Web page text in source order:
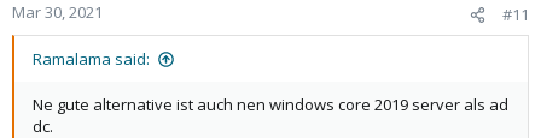
Mar 30, 2021 #11
Ramalama said:
Ne gute alternative ist auch nen windows core 2019 server als ad
dc.